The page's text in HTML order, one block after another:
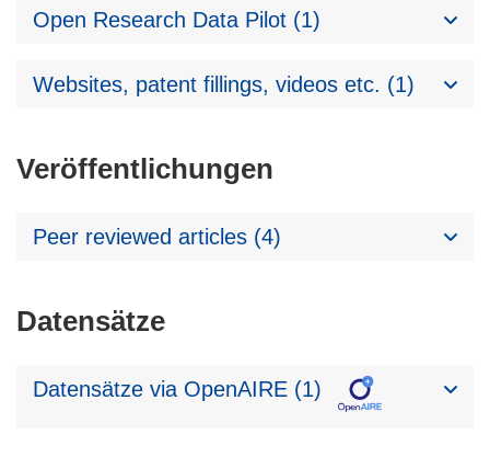
Open Research Data Pilot (1)
Websites, patent fillings, videos etc. (1)
Veröffentlichungen
Peer reviewed articles (4)
Datensätze
Datensätze via OpenAIRE (1)